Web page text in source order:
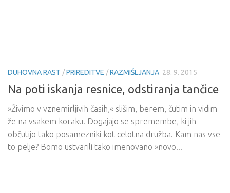
DUHOVNA RAST /PRIREDITVE /RAZMIŠLJANJA 28. 9. 2015
Na poti iskanja resnice, odstiranja tančice
»Živimo v vznemirljivih časih,« slišim, berem, čutim in vidim
že na vsakem koraku. Dogajajo se spremembe, ki jih
občutijo tako posamezniki kot celotna družba. Kam nas vse
to pelje? Bomo ustvarili tako imenovano »novo...